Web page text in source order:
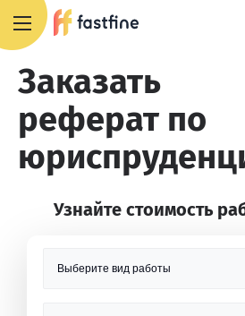
Заказать
реферат по
Узнайте стоимость